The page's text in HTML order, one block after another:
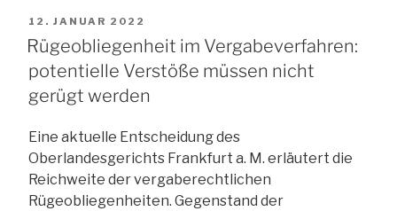
VERÖFFENTLICHT
AM
12. JANUAR 2022
Rügeobliegenheit im Vergabeverfahren:
potentielle Verstöße müssen nicht
gerügt werden
Eine aktuelle Entscheidung des
Oberlandesgerichts Frankfurt a. M. erläutert die
Reichweite der vergaberechtlichen
Rügeobliegenheiten. Gegenstand der